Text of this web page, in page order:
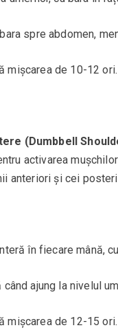
spre abdomen,
mișcarea de 10-12 ori.
(Dumbbell
activarea
anteriori și cei
în fiecare mână,
ajung la nivelul
mișcarea de 12-15 ori.